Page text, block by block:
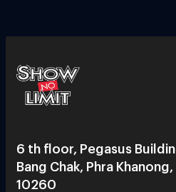
6 th floor, Pegasus
Bang Chak, Phra
10260